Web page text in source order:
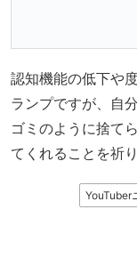
認知機能の低下や
ランプですが、自
ゴミのように捨て
てくれることを祈り
YouTuber